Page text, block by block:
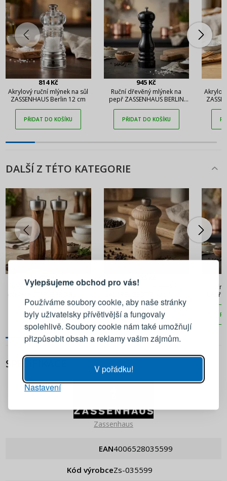
Vylepšujeme obchod pro vás!
Používáme soubory cookie, aby naše stránky
byly uživatelsky přívětivější a fungovaly
spolehlivě. Soubory cookie nám také umožňují
přizpůsobit obsah a reklamy vašim zájmům.
V pořádku!
Nastavení
814 Kč
Akrylový ruční mlýnek na sůl
ZASSENHAUS Berlin 12 cm
PŘIDAT DO KOŠÍKU
945 Kč
Ruční dřevěný mlýnek na
pepř ZASSENHAUS BERLIN
PŘIDAT DO KOŠÍKU
DALŠÍ Z TÉTO KATEGORIE
677 Kč
Mlýnky na sůl a pepř ruční
2 ks
PŘIDAT DO KOŠÍKU
835 Kč
Dřevěný ruční mlýnek na
10 cm
PŘIDAT DO KOŠÍKU
pepř
SPECIFIKACE
Zassenhaus
EAN 4006528035599
Kód výrobce zs-035599
PŘIHLÁŠENÍ REGISTRACE
Přihlaste se ke svému účtu
Emailová adresa
PŘIHLÁSIT SE
Připomenutí hesla